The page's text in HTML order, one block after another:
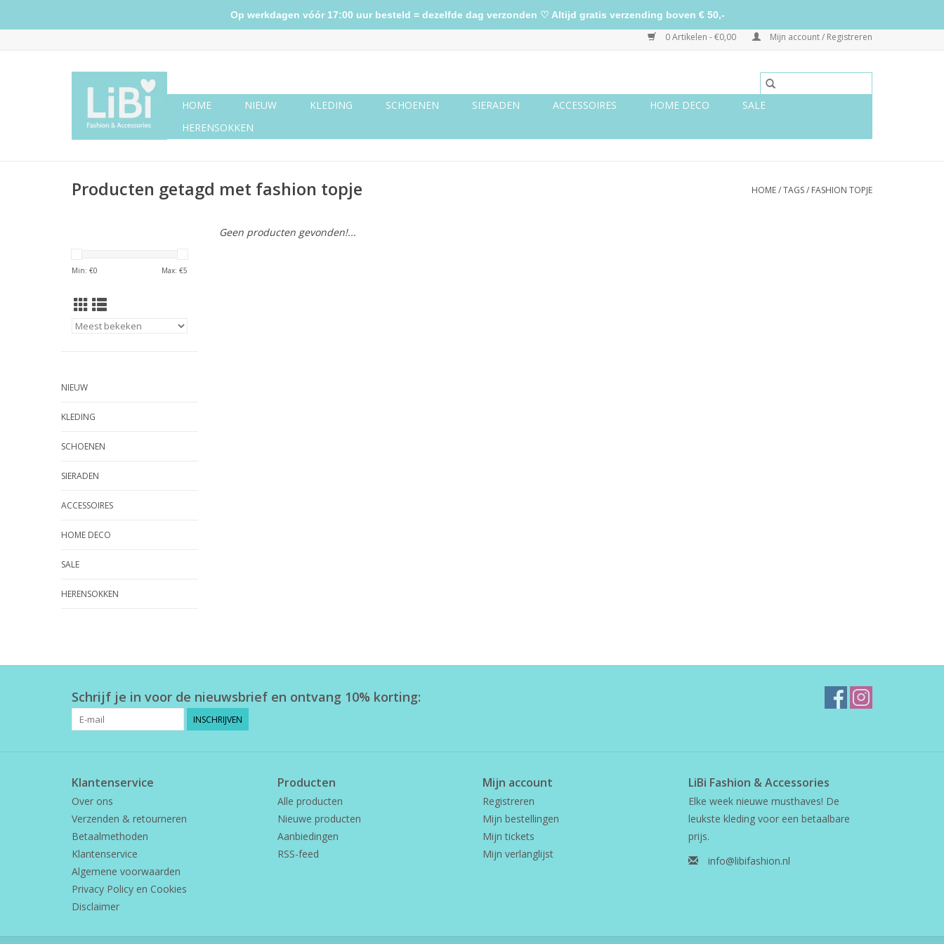
0 Artikelen - €0,00 Mijn account / Registreren
HOME NIEUW KLEDING SCHOENEN SIERADEN ACCESSOIRES HOME DECO
SALE
HERENSOKKEN
Producten getagd met fashion topje HOME/TAGS/ FASHION TOPJE
Min: €0 Max: €5
NIEUW
KLEDING
SCHOENEN
SIERADEN
ACCESSOIRES
HOME DECO
SALE
HERENSOKKEN
Geen producten gevonden!...
Schrijf je in voor de nieuwsbrief en ontvang 10% korting:
INSCHRIJVEN
Klantenservice
Over ons
Verzenden & retourneren
Betaalmethoden
Klantenservice
Algemene voorwaarden
Privacy Policy en Cookies
Disclaimer
Producten
Alle producten
Nieuwe producten
Aanbiedingen
RSS-feed
Mijn account
Registreren
Mijn bestellingen
Mijn tickets
Mijn verlanglijst
LiBi Fashion & Accessories
Elke week nieuwe musthaves! De
leukste kleding voor een betaalbare
prijs.
info@libifashion.nl
Op werkdagen vóór 17:00 uur besteld = dezelfde dag verzonden ♡ Altijd gratis verzending boven € 50,-